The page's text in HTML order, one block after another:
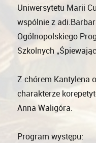
Uniwersytetu Marii
wspólnie z
Ogólnopolskiego
Szkolnych
Z chórem Kantylena
charakterze
Anna Waligóra.
Program występu: